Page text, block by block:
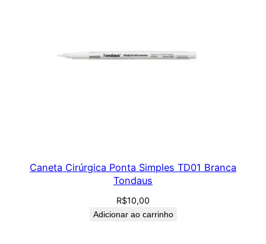
Caneta Cirúrgica Ponta Simples TD01 Branca
Tondaus
R$10,00
Adicionar ao carrinho